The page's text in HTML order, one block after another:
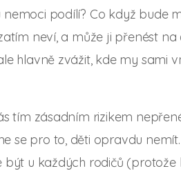
podílí? Co když bude
neví, a může ji přenést
hlavně zvážit, kde my sami
tím zásadním rizikem
se pro to, děti opravdu
být u každých rodičů